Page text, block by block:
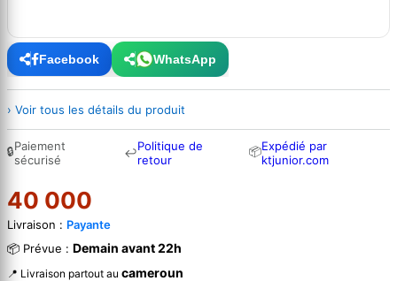
Facebook WhatsApp
› Voir tous les détails du produit
🔒Paiement
sécurisé
↩Politique de
retour
📦Expédié par
ktjunior.com
40 000
Livraison : Payante
📦 Prévue : Demain avant 22h
📍 Livraison partout au cameroun